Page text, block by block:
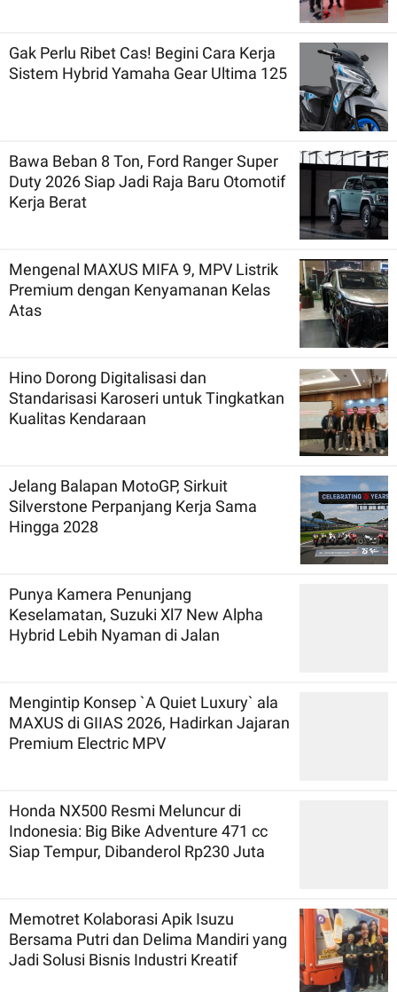
Gak Perlu Ribet Cas! Begini Cara Kerja
Sistem Hybrid Yamaha Gear Ultima 125
Bawa Beban 8 Ton, Ford Ranger Super
Duty 2026 Siap Jadi Raja Baru Otomotif
Kerja Berat
Mengenal MAXUS MIFA 9, MPV Listrik
Premium dengan Kenyamanan Kelas
Atas
Hino Dorong Digitalisasi dan
Standarisasi Karoseri untuk Tingkatkan
Kualitas Kendaraan
Jelang Balapan MotoGP, Sirkuit
Silverstone Perpanjang Kerja Sama
Hingga 2028
Punya Kamera Penunjang
Keselamatan, Suzuki Xl7 New Alpha
Hybrid Lebih Nyaman di Jalan
Mengintip Konsep `A Quiet Luxury` ala
MAXUS di GIIAS 2026, Hadirkan Jajaran
Premium Electric MPV
Honda NX500 Resmi Meluncur di
Indonesia: Big Bike Adventure 471 cc
Siap Tempur, Dibanderol Rp230 Juta
Memotret Kolaborasi Apik Isuzu
Bersama Putri dan Delima Mandiri yang
Jadi Solusi Bisnis Industri Kreatif